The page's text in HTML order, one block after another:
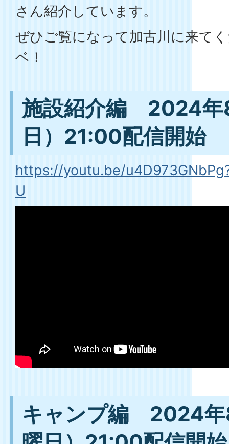
さん紹介しています。
ぜひご覧になって加古川に来て
ベ！
施設紹介編 2024年
日）21:00配信開始
https://youtu.be/
U
キャンプ編 2024年